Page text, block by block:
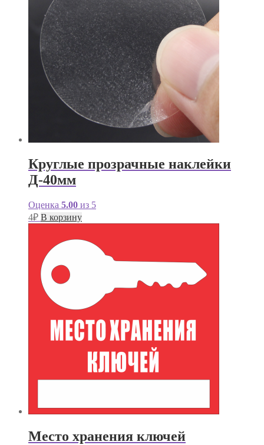
Круглые прозрачные наклейки
Д-40мм
Оценка 5.00 из 5
4₽ В корзину
Место хранения ключей